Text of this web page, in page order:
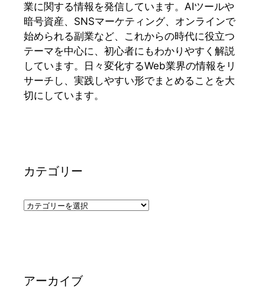
業に関する情報を発信しています。AIツールや
暗号資産、SNSマーケティング、オンラインで
始められる副業など、これからの時代に役立つ
テーマを中心に、初心者にもわかりやすく解説
しています。日々変化するWeb業界の情報をリ
サーチし、実践しやすい形でまとめることを大
切にしています。
カテゴリー
カ
アーカイブ